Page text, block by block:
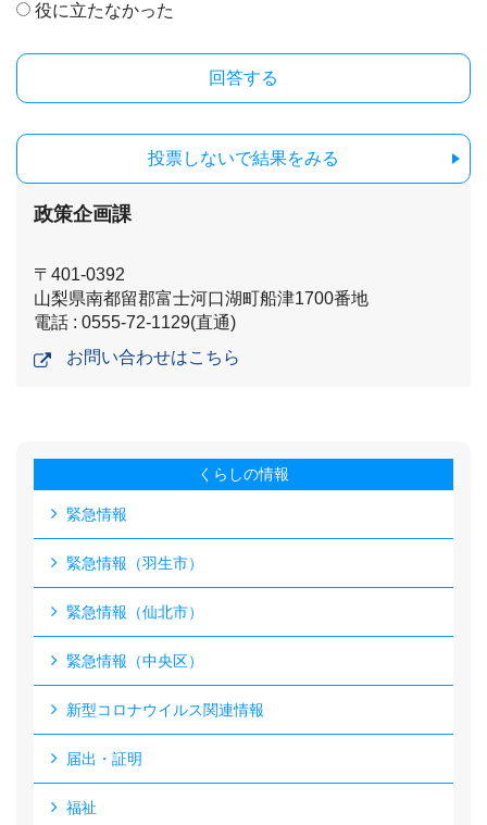
役に立たなかった
投票しないで結果をみる
政策企画課
〒401-0392
山梨県南都留郡富士河口湖町船津1700番地
電話 : 0555-72-1129(直通)
お問い合わせはこちら
くらしの情報
緊急情報
緊急情報（羽生市）
緊急情報（仙北市）
緊急情報（中央区）
新型コロナウイルス関連情報
届出・証明
福祉